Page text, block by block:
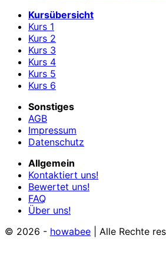
Kursübersicht
Kurs 1
Kurs 2
Kurs 3
Kurs 4
Kurs 5
Kurs 6
Sonstiges
AGB
Impressum
Datenschutz
Allgemein
Kontaktiert uns!
Bewertet uns!
FAQ
Über uns!
© 2026 - howabee | Alle Rechte